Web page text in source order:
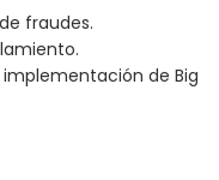
fraudes.
de Big